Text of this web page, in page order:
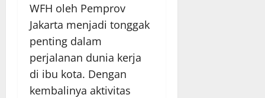
WFH oleh Pemprov
Jakarta menjadi tonggak
penting dalam
perjalanan dunia kerja
di ibu kota. Dengan
kembalinya aktivitas